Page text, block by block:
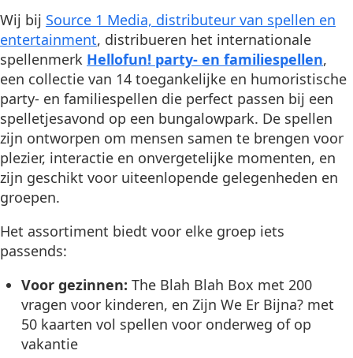
Wij bij Source 1 Media, distributeur van spellen en
entertainment, distribueren het internationale
spellenmerk Hellofun! party- en familiespellen,
een collectie van 14 toegankelijke en humoristische
party- en familiespellen die perfect passen bij een
spelletjesavond op een bungalowpark. De spellen
zijn ontworpen om mensen samen te brengen voor
plezier, interactie en onvergetelijke momenten, en
zijn geschikt voor uiteenlopende gelegenheden en
groepen.
Het assortiment biedt voor elke groep iets
passends:
Voor gezinnen: The Blah Blah Box met 200
vragen voor kinderen, en Zijn We Er Bijna? met
50 kaarten vol spellen voor onderweg of op
vakantie